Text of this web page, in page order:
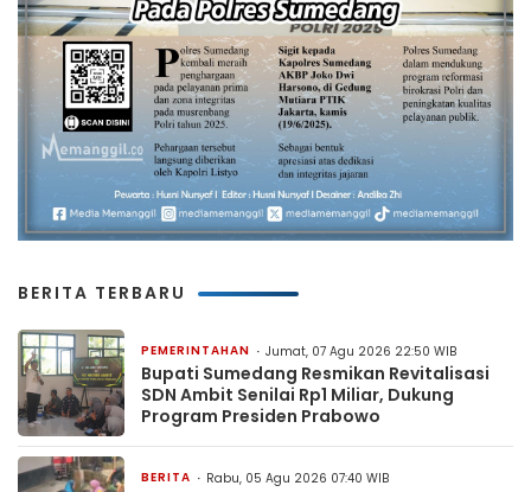
BERITA TERBARU
PEMERINTAHAN Jumat, 07 Agu 2026 22:50 WIB
Bupati Sumedang Resmikan Revitalisasi
SDN Ambit Senilai Rp1 Miliar, Dukung
Program Presiden Prabowo
BERITA Rabu, 05 Agu 2026 07:40 WIB